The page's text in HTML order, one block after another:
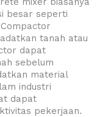
besar seperti
tanah atau
dapat
sebelum
material
industri
dapat
pekerjaan.